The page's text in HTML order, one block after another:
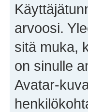
arvoosi.
sitä muka,
on sinulle
Avatar-